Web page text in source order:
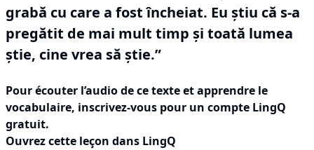
grabă cu care a fost încheiat. Eu ştiu că s-a
pregătit de mai mult timp şi toată lumea
ştie, cine vrea să ştie.”
Pour écouter l’audio de ce texte et apprendre le
vocabulaire, inscrivez-vous pour un compte LingQ
gratuit.
Ouvrez cette leçon dans LingQ